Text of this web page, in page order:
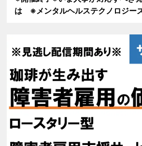
は ※メンタルヘルステクノロジー